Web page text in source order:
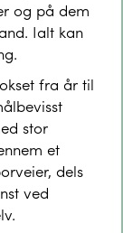
og på dem
Ialt kan
fra år til
stor
et
dels
ved